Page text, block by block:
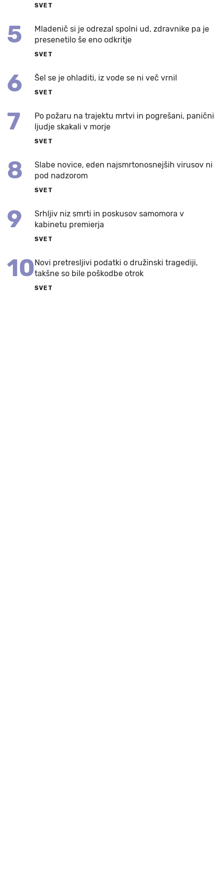
SVET
5
Mladenič si je odrezal spolni ud, zdravnike pa je
presenetilo še eno odkritje
SVET
6 Šel se je ohladiti, iz vode se ni več vrnil
SVET
7
Po požaru na trajektu mrtvi in pogrešani, panični
ljudje skakali v morje
SVET
8
Slabe novice, eden najsmrtonosnejših virusov ni
pod nadzorom
SVET
9
Srhljiv niz smrti in poskusov samomora v
kabinetu premierja
SVET
10Novi pretresljivi podatki o družinski tragediji,
takšne so bile poškodbe otrok
SVET